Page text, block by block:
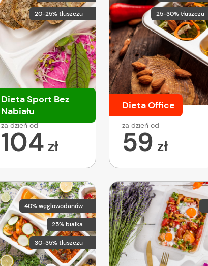
20-25% tłuszczu
Dieta Sport Bez
Nabiału
za dzień od
104 zł
25-30% tłuszczu
Dieta Office
za dzień od
59 zł
40% węglowodanów
25% białka
30-35% tłuszczu